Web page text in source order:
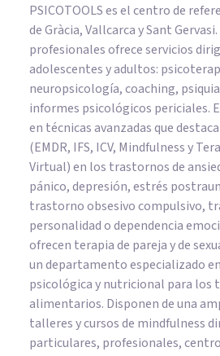
PSICOTOOLS es el centro de
de Gràcia, Vallcarca y Sant
profesionales ofrece servicios
adolescentes y adultos:
neuropsicología, coaching,
informes psicológicos periciales.
en técnicas avanzadas que
(EMDR, IFS, ICV, Mindfulness y
Virtual) en los trastornos de
pánico, depresión, estrés
trastorno obsesivo compulsivo,
personalidad o dependencia
ofrecen terapia de pareja y de
un departamento especializado
psicológica y nutricional para los
alimentarios. Disponen de una
talleres y cursos de mindfulness
particulares, profesionales,